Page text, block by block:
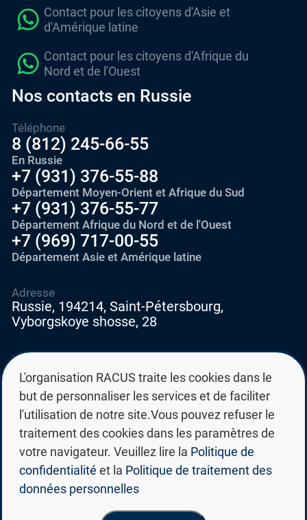
Contact pour les citoyens d'Asie et
d'Amérique latine
Contact pour les citoyens d'Afrique du
Nord et de l'Ouest
Nos contacts en Russie
Téléphone
8 (812) 245-66-55
En Russie
+7 (931) 376-55-88
Département Moyen-Orient et Afrique du Sud
+7 (931) 376-55-77
Département Afrique du Nord et de l'Ouest
+7 (969) 717-00-55
Département Asie et Amérique latine
E-mail
education@edurussia.org
edurussia@racus.ru
Adresse
Russie, 194214, Saint-Pétersbourg,
Vyborgskoye shosse, 28
Politique de confidentialité
L'organisation RACUS traite les cookies dans le
but de personnaliser les services et de faciliter
l'utilisation de notre site.Vous pouvez refuser le
traitement des cookies dans les paramètres de
votre navigateur. Veuillez lire la Politique de
confidentialité et la Politique de traitement des
données personnelles